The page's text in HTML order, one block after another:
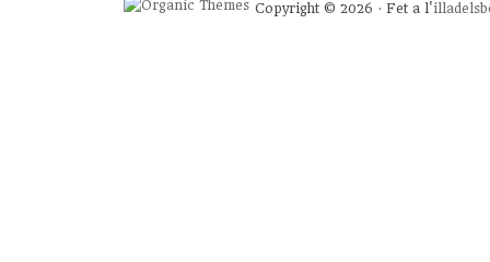
Copyright © 2026 · Fet a l'